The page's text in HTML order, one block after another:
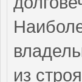
из